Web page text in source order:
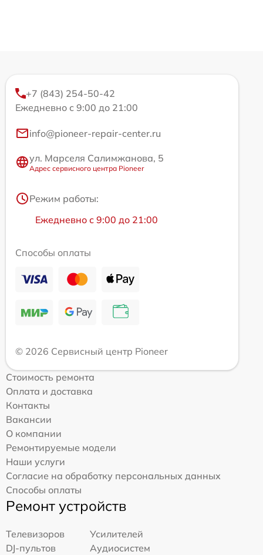
+7 (843) 254-50-42
Ежедневно с 9:00 до 21:00
info@pioneer-repair-center.ru
ул. Марселя Салимжанова, 5
Адрес сервисного центра Pioneer
Режим работы:
Ежедневно с 9:00 до 21:00
Способы оплаты
© 2026 Сервисный центр Pioneer
Стоимость ремонта
Оплата и доставка
Контакты
Вакансии
О компании
Ремонтируемые модели
Наши услуги
Согласие на обработку персональных данных
Способы оплаты
Ремонт устройств
Телевизоров
Усилителей
DJ-пультов
Аудиосистем